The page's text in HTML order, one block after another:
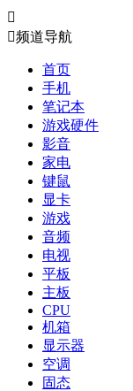

频道导航
首页
手机
笔记本
游戏硬件
影音
家电
键鼠
显卡
游戏
音频
电视
平板
主板
CPU
机箱
显示器
空调
固态